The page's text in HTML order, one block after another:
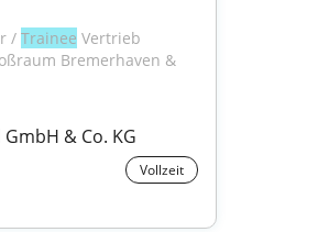
/ Trainee Vertrieb
Bremerhaven &
& Co. KG
Vollzeit